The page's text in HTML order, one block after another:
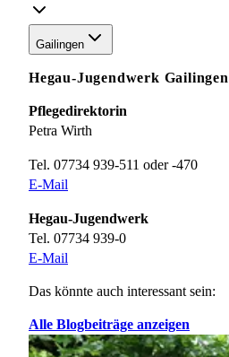
Gailingen
Hegau-Jugendwerk Gailingen
Pflegedirektorin
Petra Wirth
Tel. 07734 939-511 oder -470
E-Mail
Hegau-Jugendwerk
Tel. 07734 939-0
E-Mail
Das könnte auch interessant sein:
Alle Blogbeiträge anzeigen